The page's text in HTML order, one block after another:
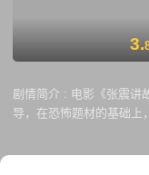
3.
剧情简介 : 电影《张震讲
导，在恐怖题材的基础上
事脉络，在最恰当的剧